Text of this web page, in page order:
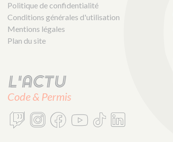
Politique de confidentialité
Conditions générales d'utilisation
Mentions légales
Plan du site
L'actu
Code & Permis